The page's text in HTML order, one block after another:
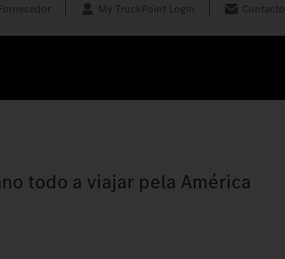
My TruckPoint Login Contacto
todo a viajar pela América